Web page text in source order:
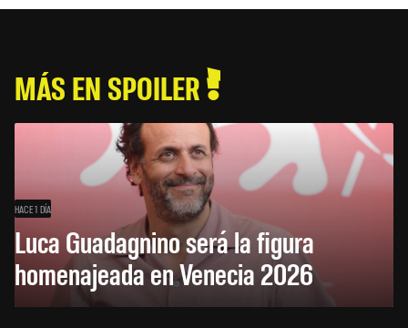
MÁS EN SPOILER
HACE 1 DÍA
Luca Guadagnino será la figura
homenajeada en Venecia 2026